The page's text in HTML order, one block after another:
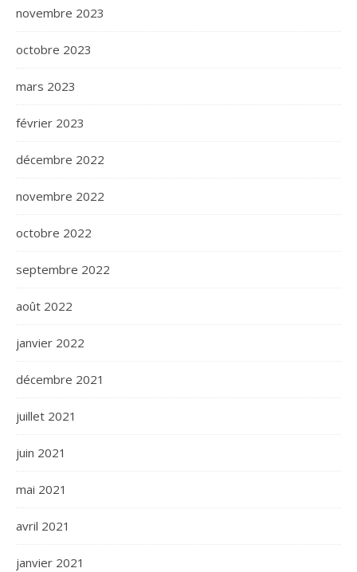
novembre 2023
octobre 2023
mars 2023
février 2023
décembre 2022
novembre 2022
octobre 2022
septembre 2022
août 2022
janvier 2022
décembre 2021
juillet 2021
juin 2021
mai 2021
avril 2021
janvier 2021